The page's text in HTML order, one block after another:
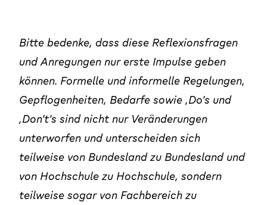
Bitte bedenke, dass diese Reflexionsfragen
und Anregungen nur erste Impulse geben
können. Formelle und informelle Regelungen,
Gepflogenheiten, Bedarfe sowie ‚Do’s und
‚Don’t’s sind nicht nur Veränderungen
unterworfen und unterscheiden sich
teilweise von Bundesland zu Bundesland und
von Hochschule zu Hochschule, sondern
teilweise sogar von Fachbereich zu